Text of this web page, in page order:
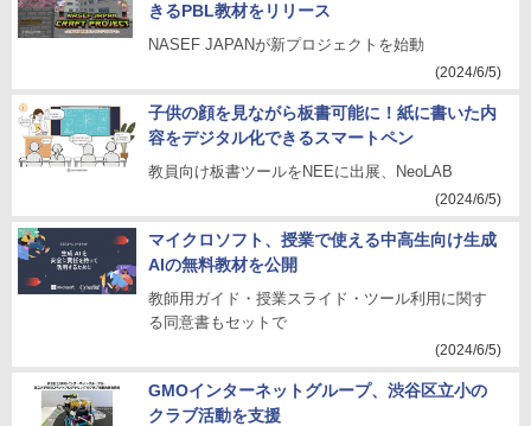
きるPBL教材をリリース
NASEF JAPANが新プロジェクトを始動
(2024/6/5)
子供の顔を見ながら板書可能に！紙に書いた内
容をデジタル化できるスマートペン
教員向け板書ツールをNEEに出展、NeoLAB
(2024/6/5)
マイクロソフト、授業で使える中高生向け生成
AIの無料教材を公開
教師用ガイド・授業スライド・ツール利用に関す
る同意書もセットで
(2024/6/5)
GMOインターネットグループ、渋谷区立小の
クラブ活動を支援